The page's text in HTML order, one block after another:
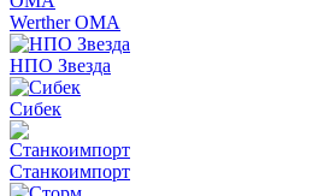
Werther OMA
НПО Звезда
Сибек
Станкоимпорт